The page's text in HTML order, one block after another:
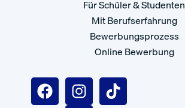
Für Schüler & Studenten
Mit Berufserfahrung
Bewerbungsprozess
Online Bewerbung